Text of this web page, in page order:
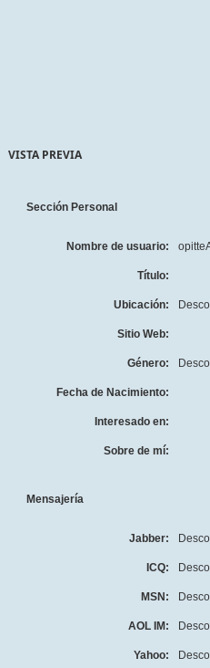
VISTA PREVIA
Sección Personal
Nombre de usuario:
Título:
Ubicación:
Sitio Web:
Género:
Fecha de Nacimiento:
Interesado en:
Sobre de mí:
Mensajería
Jabber:
ICQ:
MSN:
AOL IM:
Yahoo: